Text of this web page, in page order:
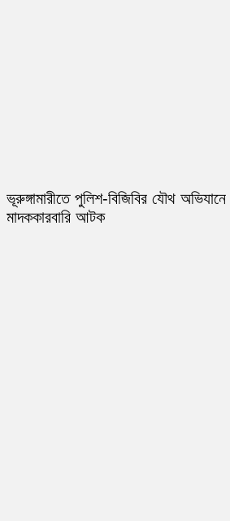
ভূরুঙ্গামারীতে পুলিশ-বিজিবির যৌথ
মাদককারবারি আটক